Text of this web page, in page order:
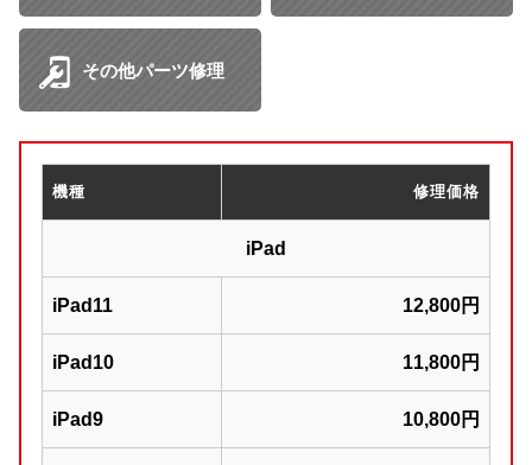
その他パーツ修理
機種 修理価格
iPad
iPad11 12,800円
iPad10 11,800円
iPad9 10,800円